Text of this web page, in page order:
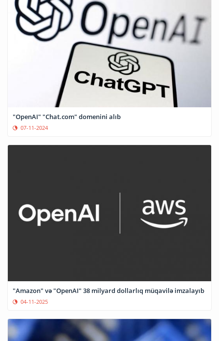
"OpenAI" "Chat.com" domenini alıb
07-11-2024
"Amazon" və "OpenAI" 38 milyard dollarlıq müqavilə imzalayıb
04-11-2025